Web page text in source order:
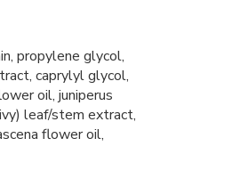
propylene glycol,
caprylyl glycol,
oil, juniperus
leaf/stem extract,
flower oil,